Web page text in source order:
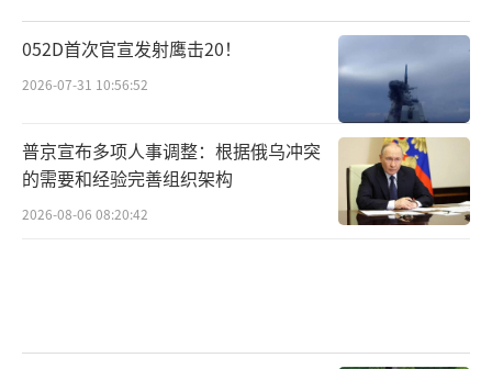
052D首次官宣发射鹰击20！
2026-07-31 10:56:52
普京宣布多项人事调整：根据俄乌冲突
的需要和经验完善组织架构
2026-08-06 08:20:42